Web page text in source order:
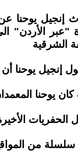
إنجيل يوحنا
"عبر الأردن"
الشرقية
إنجيل يوحنا
يوحنا
الحفريات الأخيرة
من المواقع